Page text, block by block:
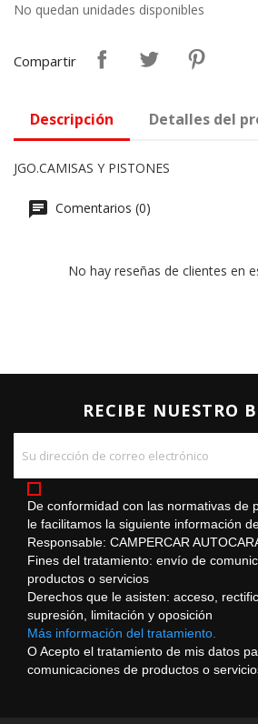
No quedan unidades disponibles
Compartir
Descripción Detalles del
JGO.CAMISAS Y PISTONES
Comentarios (0)
No hay reseñas de clientes en
RECIBE NUESTRO
De conformidad con las normativas de
le facilitamos la siguiente información
Responsable: CAMPERCAR
Fines del tratamiento: envío de
productos o servicios
Derechos que le asisten: acceso,
supresión, limitación y oposición
Más información del tratamiento.
O Acepto el tratamiento de mis datos
comunicaciones de productos o